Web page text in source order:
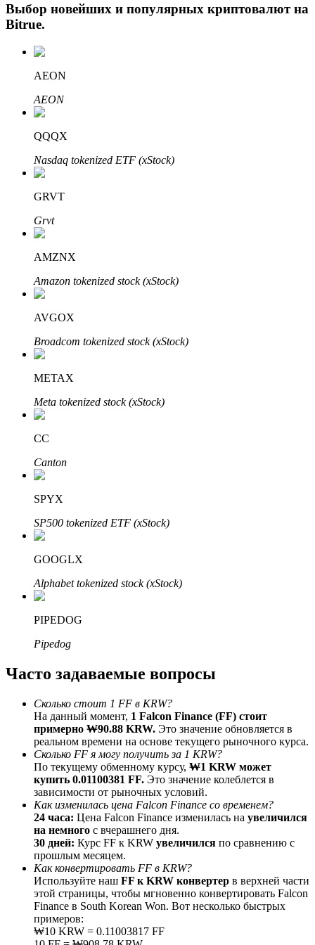
Авто Инвест
Получите долгосрочную прибыль и гибкие проценты
Bitrue
Bitrue Партнеры
Партнеры Bitrue
До 65% комиссии!
Реферал
Пригласите друга, чтобы получить денежные
вознаграждения
BTC Welcome Rewards
Выбор новейших и популярных криптовалют на
Bitrue.
AEON
AEON
QQQX
Nasdaq tokenized ETF (xStock)
GRVT
Grvt
AMZNX
Amazon tokenized stock (xStock)
AVGOX
Broadcom tokenized stock (xStock)
METAX
Meta tokenized stock (xStock)
CC
Canton
SPYX
SP500 tokenized ETF (xStock)
GOOGLX
Alphabet tokenized stock (xStock)
PIPEDOG
Pipedog
Часто задаваемые вопросы
Сколько стоит 1 FF в KRW?
На данный момент, 1 Falcon Finance (FF) стоит
примерно ₩90.88 KRW. Это значение обновляется в
реальном времени на основе текущего рыночного курса.
Сколько FF я могу получить за 1 KRW?
По текущему обменному курсу, ₩1 KRW может
купить 0.01100381 FF. Это значение колеблется в
зависимости от рыночных условий.
Как изменилась цена Falcon Finance со временем?
24 часа: Цена Falcon Finance изменилась на увеличился
на немного с вчерашнего дня.
30 дней: Курс FF к KRW увеличился по сравнению с
прошлым месяцем.
Как конвертировать FF в KRW?
Используйте наш FF к KRW конвертер в верхней части
этой страницы, чтобы мгновенно конвертировать Falcon
Finance в South Korean Won. Вот несколько быстрых
примеров:
₩10 KRW = 0.11003817 FF